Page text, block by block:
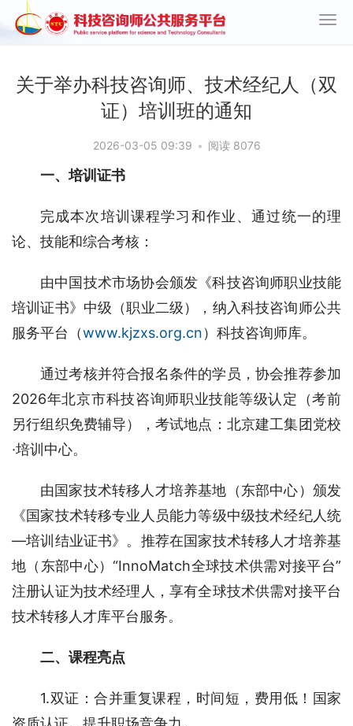
关于举办科技咨询师、技术经纪人（双
证）培训班的通知
2026-03-05 09:39 • 阅读 8076
一、培训证书
完成本次培训课程学习和作业、通过统一的理
论、技能和综合考核：
由中国技术市场协会颁发《科技咨询师职业技能
培训证书》中级（职业二级），纳入科技咨询师公共
服务平台（www.kjzxs.org.cn）科技咨询师库。
通过考核并符合报名条件的学员，协会推荐参加
2026年北京市科技咨询师职业技能等级认定（考前
另行组织免费辅导），考试地点：北京建工集团党校
·培训中心。
由国家技术转移人才培养基地（东部中心）颁发
《国家技术转移专业人员能力等级中级技术经纪人统
—培训结业证书》。推荐在国家技术转移人才培养基
地（东部中心）“InnoMatch全球技术供需对接平台”
注册认证为技术经理人，享有全球技术供需对接平台
技术转移人才库平台服务。
二、课程亮点
1.双证：合并重复课程，时间短，费用低！国家